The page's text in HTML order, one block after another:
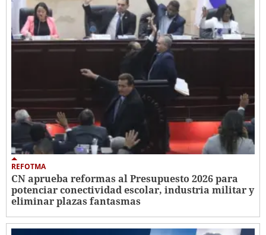
REFOTMA
CN aprueba reformas al Presupuesto 2026 para
potenciar conectividad escolar, industria militar y
eliminar plazas fantasmas